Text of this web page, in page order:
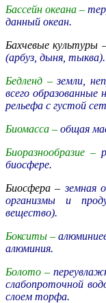
Бассейн океана –
данный океан.
Бахчевые культуры
(арбуз, дыня, тыква).
Бедленд – земли,
всего образованные
рельефа с густой
Биомасса – общая
Биоразнообразие –
биосфере.
Биосфера – земная
организмы и
вещество).
Бокситы –
алюминия.
Болото –
слабопроточной
слоем торфа.